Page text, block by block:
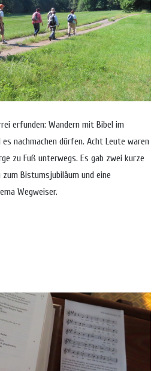
erfunden: Wandern mit Bibel im
nachmachen dürfen. Acht Leute waren
zu Fuß unterwegs. Es gab zwei kurze
Bistumsjubiläum und eine
Wegweiser.